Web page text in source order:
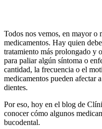
Todos nos vemos, en mayor o
medicamentos. Hay quien
tratamiento más prolongado y
para paliar algún síntoma o
cantidad, la frecuencia o el
medicamentos pueden afectar
dientes.
Por eso, hoy en el blog de
conocer cómo algunos
bucodental.